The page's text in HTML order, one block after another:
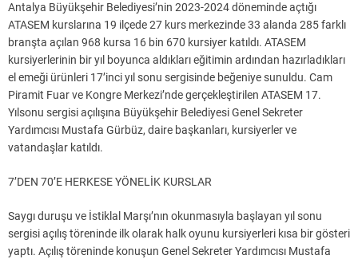
Antalya Büyükşehir Belediyesi’nin 2023-2024 döneminde açtığı
ATASEM kurslarına 19 ilçede 27 kurs merkezinde 33 alanda 285 farklı
branşta açılan 968 kursa 16 bin 670 kursiyer katıldı. ATASEM
kursiyerlerinin bir yıl boyunca aldıkları eğitimin ardından hazırladıkları
el emeği ürünleri 17’inci yıl sonu sergisinde beğeniye sunuldu. Cam
Piramit Fuar ve Kongre Merkezi’nde gerçekleştirilen ATASEM 17.
Yılsonu sergisi açılışına Büyükşehir Belediyesi Genel Sekreter
Yardımcısı Mustafa Gürbüz, daire başkanları, kursiyerler ve
vatandaşlar katıldı.
7’DEN 70’E HERKESE YÖNELİK KURSLAR
Saygı duruşu ve İstiklal Marşı’nın okunmasıyla başlayan yıl sonu
sergisi açılış töreninde ilk olarak halk oyunu kursiyerleri kısa bir gösteri
yaptı. Açılış töreninde konuşun Genel Sekreter Yardımcısı Mustafa